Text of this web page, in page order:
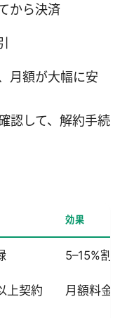
から決済
月額が大幅に安
認して、解約手続
効果
5–15%割引
上契約 月額料金